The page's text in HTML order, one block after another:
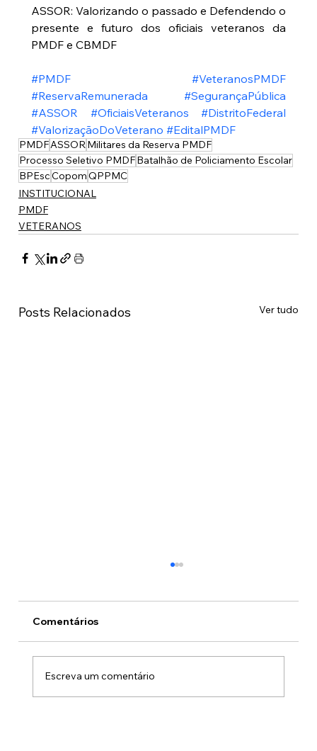
ASSOR: Valorizando o passado e Defendendo o
presente e futuro dos oficiais veteranos da
PMDF e CBMDF
#PMDF
#VeteranosPMDF
#ReservaRemunerada
#SegurançaPública
#ASSOR
#OficiaisVeteranos
#DistritoFederal
#ValorizaçãoDoVeterano #EditalPMDF
PMDFASSORMilitares da Reserva PMDF
Processo Seletivo PMDFBatalhão de Policiamento Escolar
BPEscCopomQPPMC
INSTITUCIONAL
PMDF
VETERANOS
Posts Relacionados Ver tudo
Comentários
Escreva um comentário